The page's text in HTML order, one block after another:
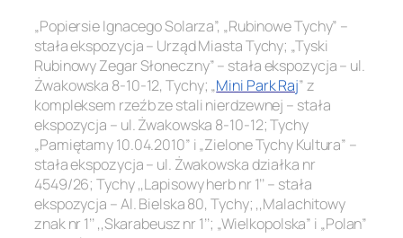
„Popiersie Ignacego Solarza”, „Rubinowe Tychy” –
stała ekspozycja – Urząd Miasta Tychy; „Tyski
Rubinowy Zegar Słoneczny” – stała ekspozycja – ul.
Żwakowska 8-10-12, Tychy; „Mini Park Raj” z
kompleksem rzeźb ze stali nierdzewnej – stała
ekspozycja – ul. Żwakowska 8-10-12; Tychy
„Pamiętamy 10.04.2010” i „Zielone Tychy Kultura” –
stała ekspozycja – ul. Żwakowska działka nr
4549/26; Tychy ,,Lapisowy herb nr 1’’ – stała
ekspozycja – Al. Bielska 80, Tychy; ,,Malachitowy
znak nr 1’’ ,,Skarabeusz nr 1’’; „Wielkopolska” i „Polan”